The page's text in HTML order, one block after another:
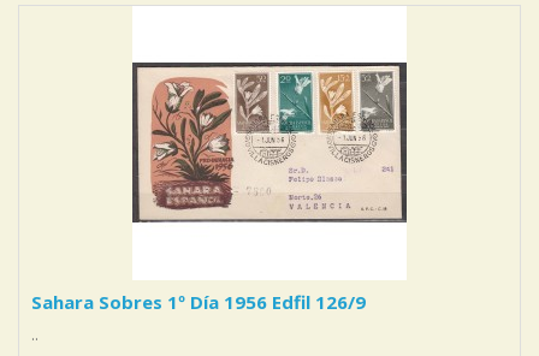
Sahara Sobres 1º Día 1956 Edfil 126/9
..